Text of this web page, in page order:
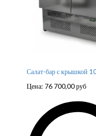
Салат-бар с крышкой
Цена: 76 700,00руб